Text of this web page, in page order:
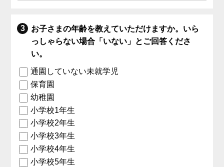
お子さまの年齢を教えていただけますか。いら
っしゃらない場合「いない」とご回答くださ
い。
通園していない未就学児
保育園
幼稚園
小学校1年生
小学校2年生
小学校3年生
小学校4年生
小学校5年生